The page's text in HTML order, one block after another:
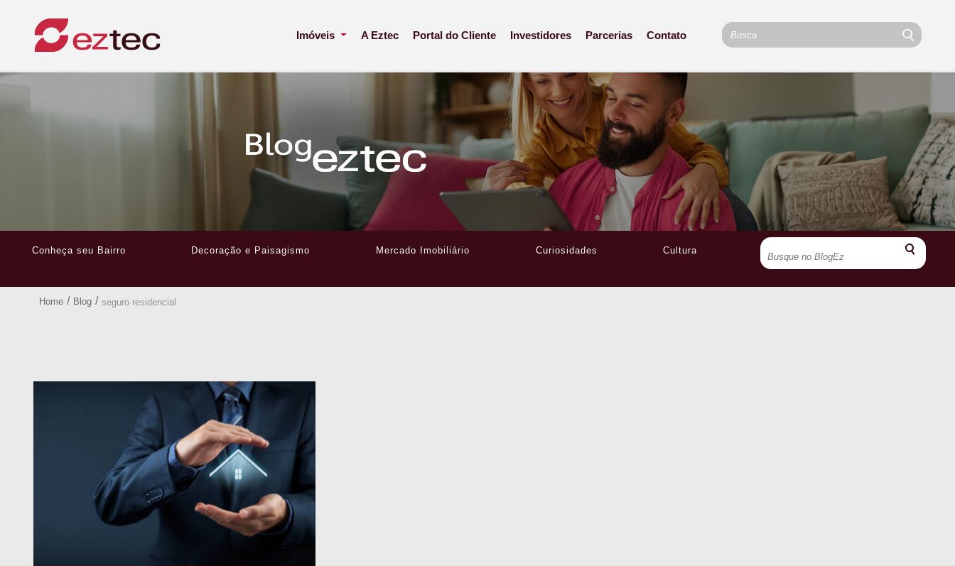
Imóveis A Eztec Portal do Cliente Investidores Parcerias Contato
Conheça seu Bairro Decoração e Paisagismo Mercado Imobiliário Curiosidades Cultura
Home / Blog / seguro residencial